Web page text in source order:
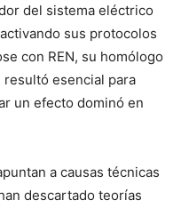
del sistema eléctrico
sus protocolos
con REN, su homólogo
esencial para
un efecto dominó en
a causas técnicas
descartado teorías